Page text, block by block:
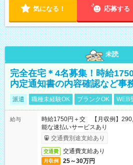
気になる！ 応募する
未読
完全在宅＊4名募集！時給
内定通知書の内容確認など事
派遣 職種未経験OK ブランクOK WEB
給与
時給1750円＋交 【月収例】
能な速払いサービスあり
交通費別途支給あり
交通費 交通費支給あり
月収例 25～30万円